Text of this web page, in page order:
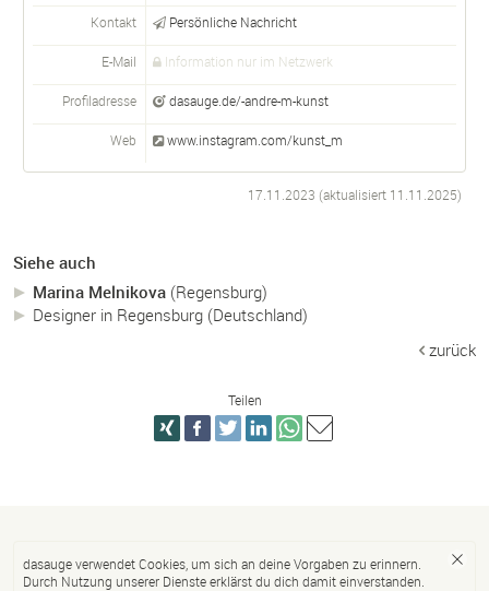
Kontakt Persönliche Nachricht
E-Mail Information nur im Netzwerk
Profiladresse dasauge.de/-andre-m-kunst
Web www.instagram.com/kunst_m
17.11.2023 (aktualisiert 11.11.2025)
Siehe auch
Marina Melnikova (Regensburg)
Designer in Regensburg (Deutschland)
zurück
Teilen
dasauge verwendet Cookies, um sich an deine Vorgaben zu erinnern.
Durch Nutzung unserer Dienste erklärst du dich damit einverstanden.